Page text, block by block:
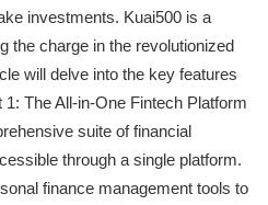
investments. Kuai500 is a
the charge in the revolutionized
will delve into the key features
The All-in-One Fintech Platform
suite of financial
through a single platform.
finance management tools to